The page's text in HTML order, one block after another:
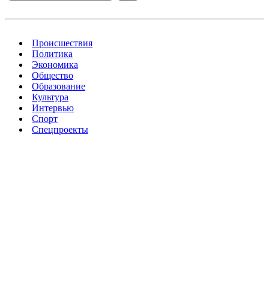
Происшествия
Политика
Экономика
Общество
Образование
Культура
Интервью
Спорт
Спецпроекты